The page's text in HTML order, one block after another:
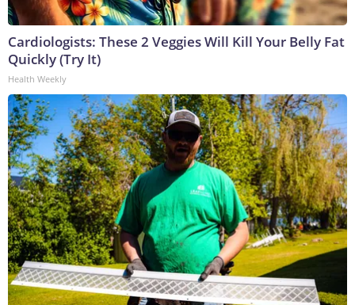
Cardiologists: These 2 Veggies Will Kill Your Belly Fat
Quickly (Try It)
Health Weekly